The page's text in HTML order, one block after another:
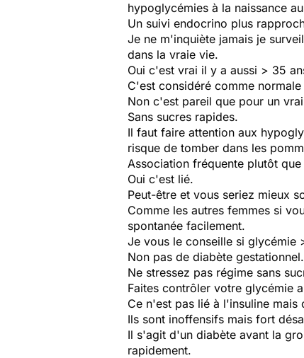
hypoglycémies à la naissance
Un suivi endocrino plus
Je ne m'inquiète jamais je
dans la vraie vie.
Oui c'est vrai il y a aussi > 35
C'est considéré comme
Non c'est pareil que pour un
Sans sucres rapides.
Il faut faire attention aux
risque de tomber dans les
Association fréquente plutôt que
Oui c'est lié.
Peut-être et vous seriez mieux
Comme les autres femmes si
spontanée facilement.
Je vous le conseille si glycémie
Non pas de diabète gestationnel.
Ne stressez pas régime sans
Faites contrôler votre glycémie
Ce n'est pas lié à l'insuline
Ils sont inoffensifs mais fort
Il s'agit d'un diabète avant la
rapidement.